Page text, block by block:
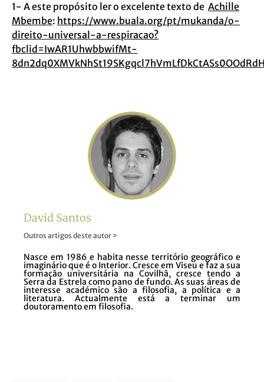
1- A este propósito ler o excelente texto de Achille
Mbembe: https://www.buala.org/pt/mukanda/o-
direito-universal-a-respiracao?
fbclid=IwAR1UhwbbwifMt-
David Santos
Outros artigos deste autor >
Nasce em 1986 e habita nesse território geográfico e
imaginário que é o Interior. Cresce em Viseu e faz a sua
formação universitária na Covilhã, cresce tendo a
Serra da Estrela como pano de fundo. As suas áreas de
interesse académico são a filosofia, a política e a
literatura. Actualmente está a terminar um
doutoramento em filosofia.